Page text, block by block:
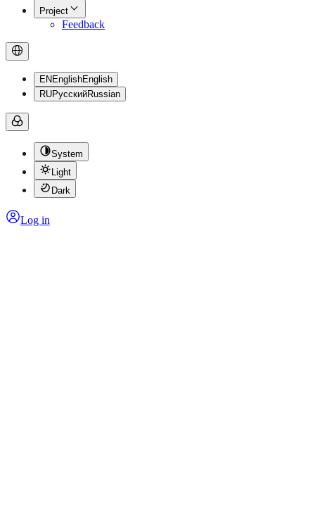
Project
Feedback
EN EnglishEnglish
RUРусскийRussian
System
Light
Dark
Log in